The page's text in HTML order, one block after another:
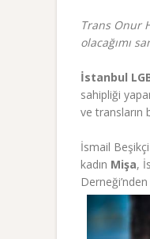
Trans Onur
olacağımı
İstanbul
sahipliği
ve transların
İsmail Beşikçi
kadın Mişa,
Derneği’nden